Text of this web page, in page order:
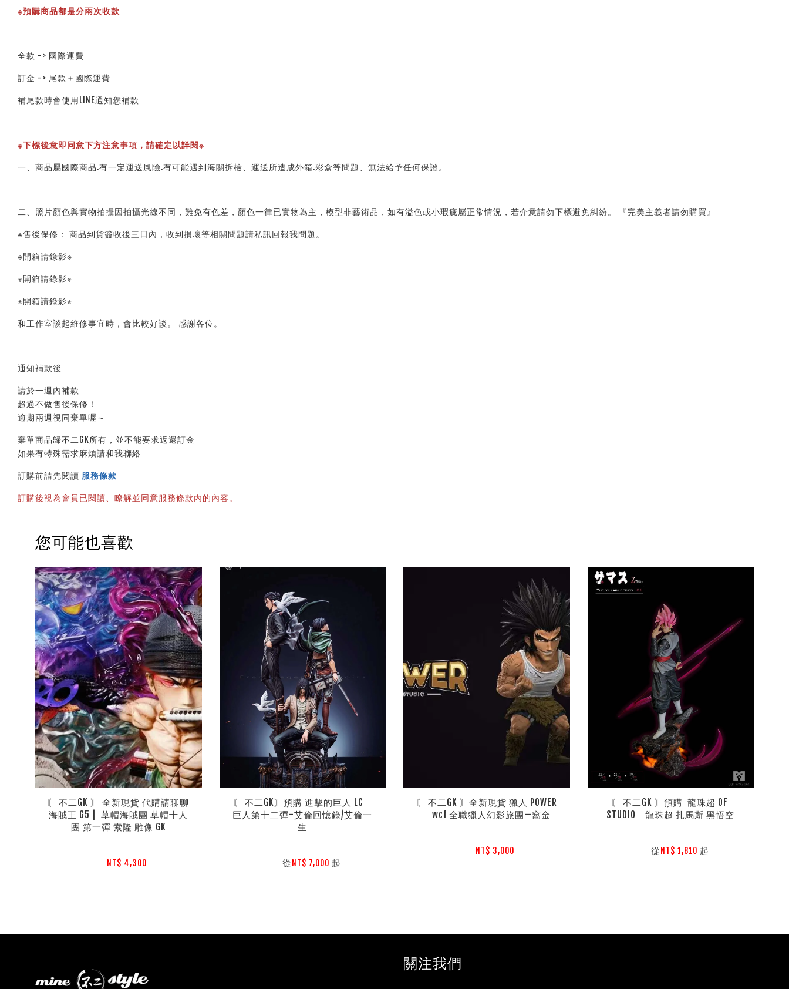
※預購商品都是分兩次收款
全款 -> 國際運費
訂金 -> 尾款＋國際運費
補尾款時會使用LINE通知您補款
※下標後意即同意下方注意事項，請確定以詳閱※
一、商品屬國際商品.有一定運送風險.有可能遇到海關拆檢、運送所造成外箱.彩盒等問題、無法給予任何保證。
二、照片顏色與實物拍攝因拍攝光線不同，難免有色差，顏色一律已實物為主，模型非藝術品，如有溢色或小瑕疵屬正常情況，若介意請勿下標避免糾紛。 『完美主義者請勿購買』
※售後保修： 商品到貨簽收後三日內，收到損壞等相關問題請私訊回報我問題。
※開箱請錄影※
※開箱請錄影※
※開箱請錄影※
和工作室談起維修事宜時，會比較好談。 感謝各位。
通知補款後
請於一週內補款
超過不做售後保修！
逾期兩週視同棄單喔～
棄單商品歸不二GK所有，並不能要求返還訂金
如果有特殊需求麻煩請和我聯絡
訂購前請先閱讀 服務條款
訂購後視為會員已閱讀、瞭解並同意服務條款內的內容。
您可能也喜歡
〘 不二GK 〙 全新現貨 代購請聊聊
海賊王 G5 |  草帽海賊團 草帽十人
團 第一彈 索隆 雕像 GK
NT$ 4,300
〘 不二GK〙預購 進擊的巨人 LC｜
巨人第十二彈-艾倫回憶錄/艾倫一
生
        從
NT$ 7,000 起
〘 不二GK 〙全新現貨 獵人 POWER
｜wcf 全職獵人幻影旅團—窩金
NT$ 3,000
〘 不二GK 〙預購  龍珠超 OF
STUDIO｜龍珠超 扎馬斯 黑悟空
        從
NT$ 1,810 起
關注我們